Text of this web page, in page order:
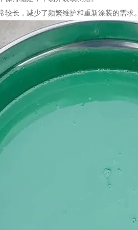
较长，减少了频繁维护和重新涂装的需求